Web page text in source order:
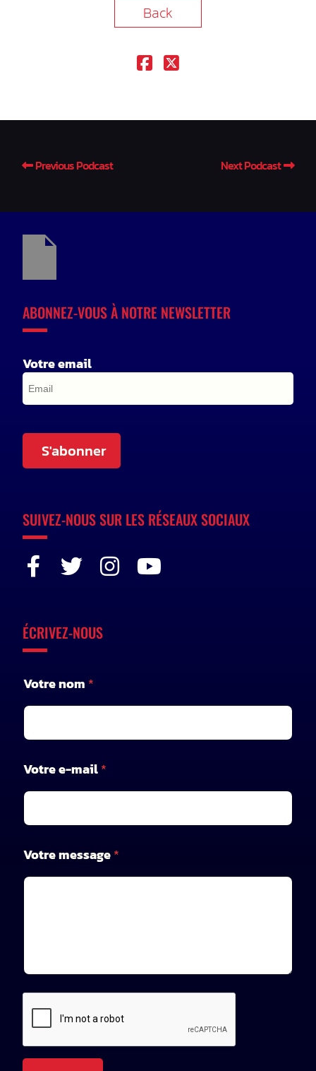
Back
Previous Podcast Next Podcast
ABONNEZ-VOUS À NOTRE NEWSLETTER
Votre email
S'abonner
SUIVEZ-NOUS SUR LES RÉSEAUX SOCIAUX
ÉCRIVEZ-NOUS
Votre nom *
o
t
r
e
o
m
e
Votre e-mail*
Votre message*